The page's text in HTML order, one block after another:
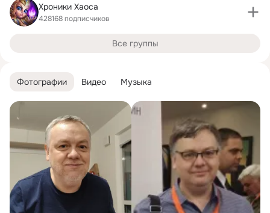
Фотографии Видео Музыка
Хроники Хаоса
428168 подписчиков
Все группы